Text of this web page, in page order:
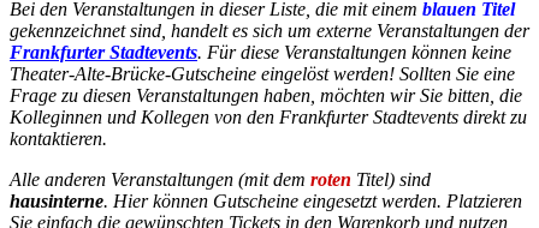
Bei den Veranstaltungen in dieser Liste, die mit einem blauen Titel
gekennzeichnet sind, handelt es sich um externe Veranstaltungen der
Frankfurter Stadtevents. Für diese Veranstaltungen können keine
Theater-Alte-Brücke-Gutscheine eingelöst werden! Sollten Sie eine
Frage zu diesen Veranstaltungen haben, möchten wir Sie bitten, die
Kolleginnen und Kollegen von den Frankfurter Stadtevents direkt zu
kontaktieren.
Alle anderen Veranstaltungen (mit dem roten Titel) sind
hausinterne. Hier können Gutscheine eingesetzt werden. Platzieren
Sie einfach die gewünschten Tickets in den Warenkorb und nutzen